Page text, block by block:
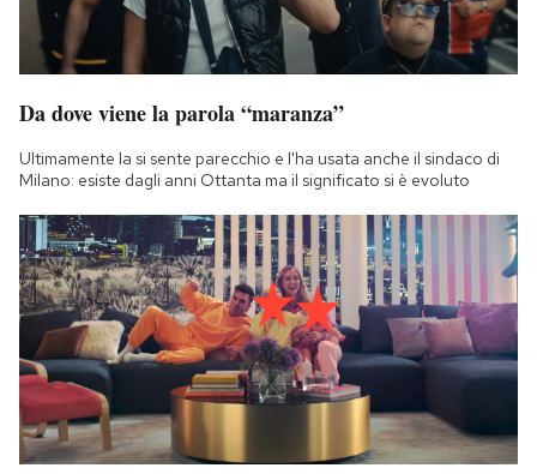
Da dove viene la parola “maranza”
Ultimamente la si sente parecchio e l'ha usata anche il sindaco di
Milano: esiste dagli anni Ottanta ma il significato si è evoluto